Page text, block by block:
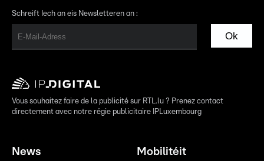
Schreift Iech an eis Newsletteren an :
Ok
Vous souhaitez faire de la publicité sur RTL.lu ? Prenez contact
directement avec notre régie publicitaire IPLuxembourg
News Mobilitéit